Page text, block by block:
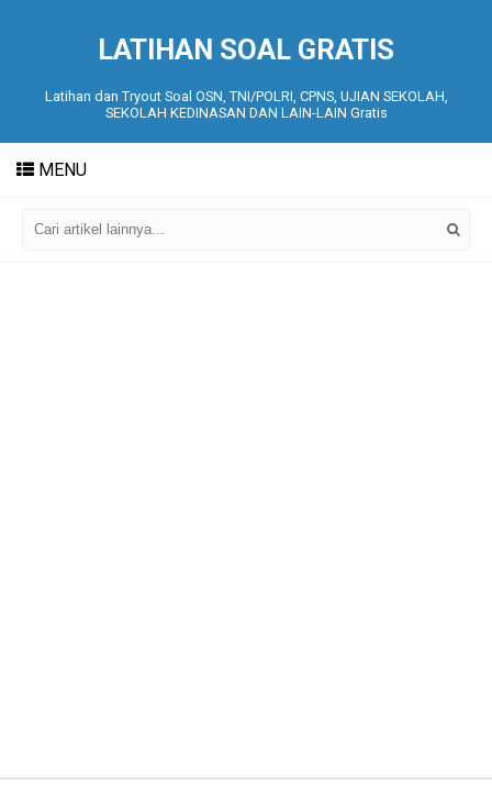
LATIHAN SOAL GRATIS
Latihan dan Tryout Soal OSN, TNI/POLRI, CPNS, UJIAN SEKOLAH,
SEKOLAH KEDINASAN DAN LAIN-LAIN Gratis
MENU